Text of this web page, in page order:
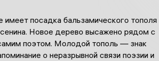
посадка бальзамического тополя
Новое дерево высажено рядом с
поэтом. Молодой тополь — знак
о неразрывной связи поэзии и